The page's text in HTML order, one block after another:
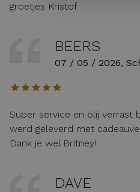
groetjes Kristof
BEERS
07 / 05 / 2026,
Super service en blij verrast
werd geleverd met
Dank je wel Britney!
DAVE